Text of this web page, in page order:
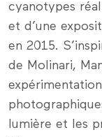
cyanotypes
et d’une
en 2015.
de Molinari,
lumière et les